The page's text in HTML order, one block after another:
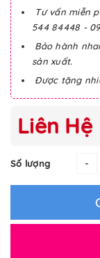
Tư vấn miễn
544 84448 -
Bảo hành
sản xuất.
Được tặng
Liên Hệ
Số lượng -